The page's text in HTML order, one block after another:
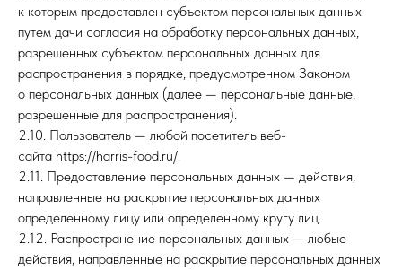
к которым предоставлен субъектом персональных данных
путем дачи согласия на обработку персональных данных,
разрешенных субъектом персональных данных для
распространения в порядке, предусмотренном Законом
о персональных данных (далее — персональные данные,
разрешенные для распространения).
2.10. Пользователь — любой посетитель веб-
сайта https://harris-food.ru/.
2.11. Предоставление персональных данных — действия,
направленные на раскрытие персональных данных
определенному лицу или определенному кругу лиц.
2.12. Распространение персональных данных — любые
действия, направленные на раскрытие персональных данных